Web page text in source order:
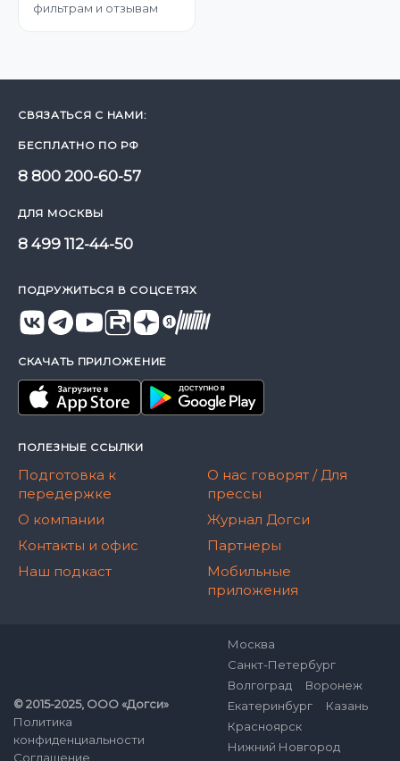
фильтрам и отзывам
СВЯЗАТЬСЯ С НАМИ:
БЕСПЛАТНО ПО РФ
8 800 200-60-57
ДЛЯ МОСКВЫ
8 499 112-44-50
ПОДРУЖИТЬСЯ В СОЦСЕТЯХ
СКАЧАТЬ ПРИЛОЖЕНИЕ
ПОЛЕЗНЫЕ ССЫЛКИ
Подготовка к
передержке
О компании
Контакты и офис
Наш подкаст
О нас говорят / Для
прессы
Журнал Догси
Партнеры
Мобильные
приложения
© 2015-2025, ООО «Догси»
Политика
конфиденциальности
Соглашение
Москва
Санкт-Петербург
Волгоград
Воронеж
Екатеринбург
Казань
Красноярск
Нижний Новгород